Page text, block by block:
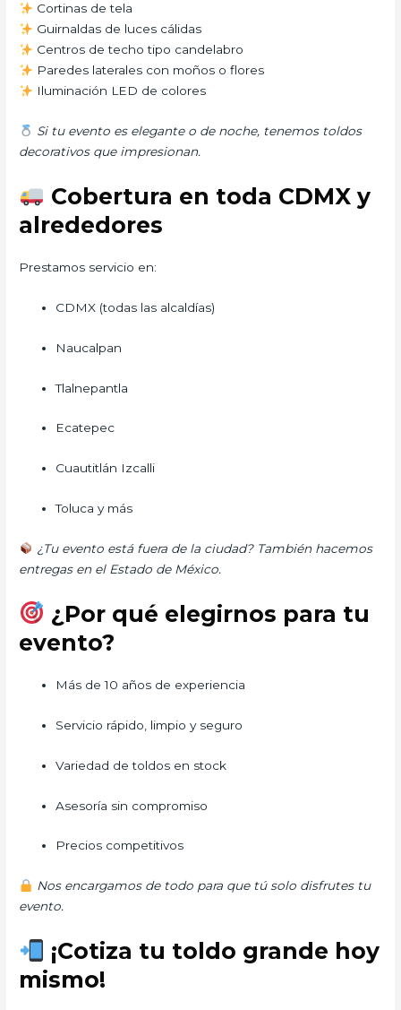
Cortinas de tela
Guirnaldas de luces cálidas
Centros de techo tipo candelabro
Paredes laterales con moños o flores
Iluminación LED de colores
Si tu evento es elegante o de noche, tenemos toldos
decorativos que impresionan.
Cobertura en toda CDMX y
alrededores
Prestamos servicio en:
CDMX (todas las alcaldías)
Naucalpan
Tlalnepantla
Ecatepec
Cuautitlán Izcalli
Toluca y más
¿Tu evento está fuera de la ciudad? También hacemos
entregas en el Estado de México.
¿Por qué elegirnos para tu
evento?
Más de 10 años de experiencia
Servicio rápido, limpio y seguro
Variedad de toldos en stock
Asesoría sin compromiso
Precios competitivos
Nos encargamos de todo para que tú solo disfrutes tu
evento.
¡Cotiza tu toldo grande hoy
mismo!